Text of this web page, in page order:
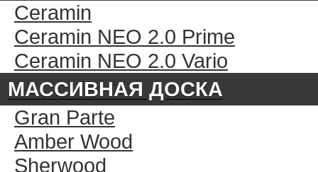
Ceramin
Ceramin NEO 2.0 Prime
Ceramin NEO 2.0 Vario
МАССИВНАЯ ДОСКА
Gran Parte
Amber Wood
Sherwood